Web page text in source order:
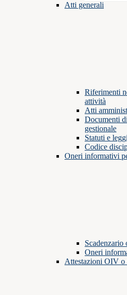
Atti generali
Riferimenti
attività
Atti
Documenti
gestionale
Statuti e
Codice
Oneri informativi
Oneri
Attestazioni OIV o